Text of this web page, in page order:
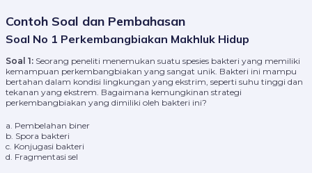
Contoh Soal dan Pembahasan
Soal No 1 Perkembangbiakan Makhluk Hidup
Soal 1: Seorang peneliti menemukan suatu spesies bakteri yang memiliki
kemampuan perkembangbiakan yang sangat unik. Bakteri ini mampu
bertahan dalam kondisi lingkungan yang ekstrim, seperti suhu tinggi dan
tekanan yang ekstrem. Bagaimana kemungkinan strategi
perkembangbiakan yang dimiliki oleh bakteri ini?
a. Pembelahan biner
b. Spora bakteri
c. Konjugasi bakteri
d. Fragmentasi sel